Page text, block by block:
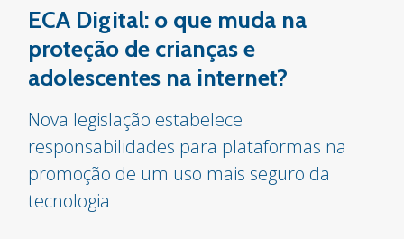
ECA Digital: o que muda na
proteção de crianças e
adolescentes na internet?
Nova legislação estabelece
responsabilidades para plataformas na
promoção de um uso mais seguro da
tecnologia